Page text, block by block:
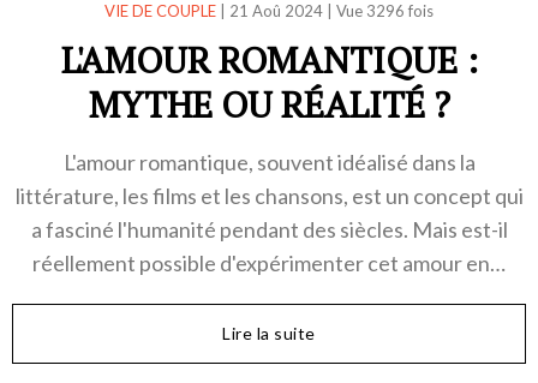
VIE DE COUPLE 21 Aoû 2024 Vue 3296 fois
L'AMOUR ROMANTIQUE :
MYTHE OU RÉALITÉ ?
L'amour romantique, souvent idéalisé dans la
littérature, les films et les chansons, est un concept qui
a fasciné l'humanité pendant des siècles. Mais est-il
réellement possible d'expérimenter cet amour en…
Lire la suite